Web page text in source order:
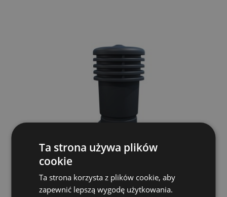
Ta strona używa plików
cookie
Ta strona korzysta z plików cookie, aby
zapewnić lepszą wygodę użytkowania.